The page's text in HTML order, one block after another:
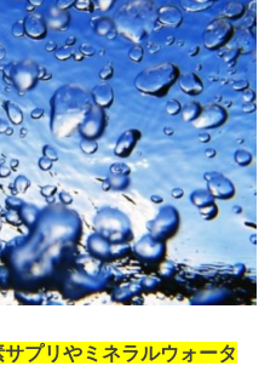
プリやミネラルウォータ